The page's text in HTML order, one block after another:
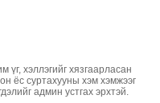
хэллэгийг хязгаарласан
ёс суртахууны хэм хэмжээг
админ устгах эрхтэй.